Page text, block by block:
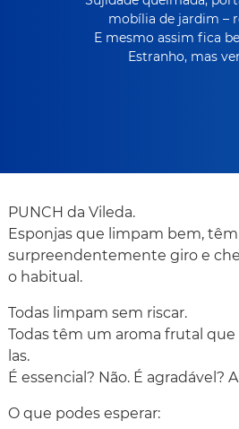
mobília de jardim –
E mesmo assim fica
Estranho, mas
PUNCH da Vileda.
Esponjas que limpam bem,
surpreendentemente giro e
o habitual.
Todas limpam sem riscar.
Todas têm um aroma frutal que
las.
É essencial? Não. É agradável?
O que podes esperar: